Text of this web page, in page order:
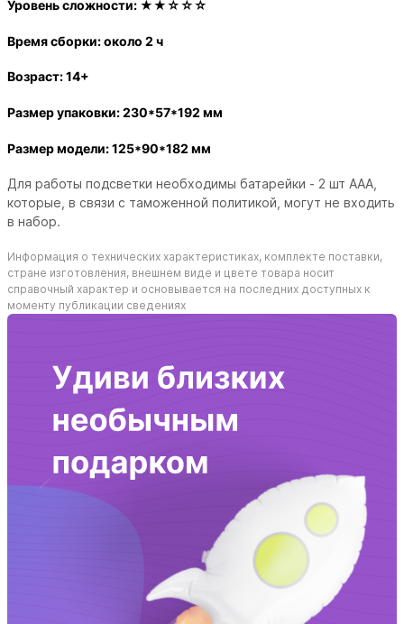
Уровень сложности: ★★☆☆☆
Время сборки: около 2 ч
Возраст: 14+
Размер упаковки: 230*57*192 мм
Размер модели: 125*90*182 мм
Для работы подсветки необходимы батарейки - 2 шт AAA,
которые, в связи с таможенной политикой, могут не входить
в набор.
Информация о технических характеристиках, комплекте поставки,
стране изготовления, внешнем виде и цвете товара носит
справочный характер и основывается на последних доступных к
моменту публикации сведениях